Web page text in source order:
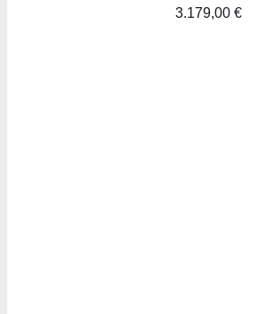
3.179,00 €